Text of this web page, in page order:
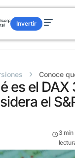
Invertir
› Conoce
es el DAX
el
3 min